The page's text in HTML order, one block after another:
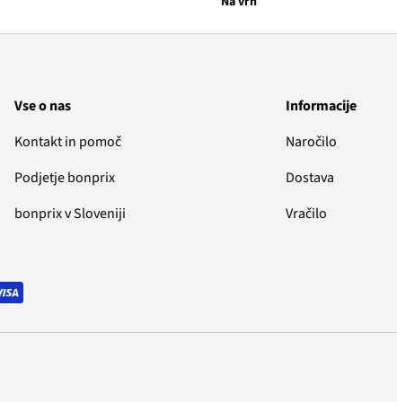
Vse o nas
Kontakt in pomoč
Podjetje bonprix
bonprix v Sloveniji
Informacije
Naročilo
Dostava
Vračilo